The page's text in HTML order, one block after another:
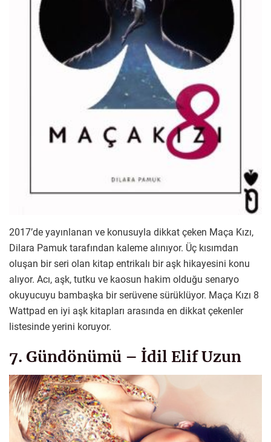
2017’de yayınlanan ve konusuyla dikkat çeken Maça Kızı,
Dilara Pamuk tarafından kaleme alınıyor. Üç kısımdan
oluşan bir seri olan kitap entrikalı bir aşk hikayesini konu
alıyor. Acı, aşk, tutku ve kaosun hakim olduğu senaryo
okuyucuyu bambaşka bir serüvene sürüklüyor. Maça Kızı 8
Wattpad en iyi aşk kitapları arasında en dikkat çekenler
listesinde yerini koruyor.
7. Gündönümü – İdil Elif Uzun